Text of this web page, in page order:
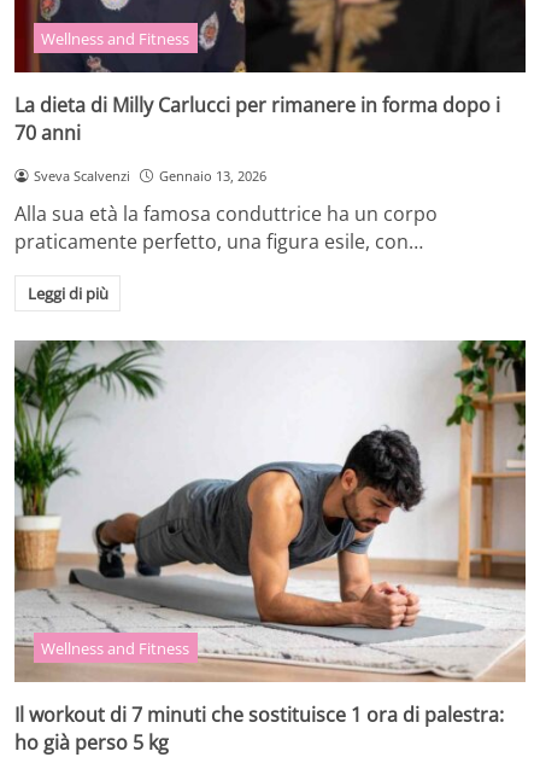
Wellness and Fitness
La dieta di Milly Carlucci per rimanere in forma dopo i
70 anni
Sveva Scalvenzi Gennaio 13, 2026
Alla sua età la famosa conduttrice ha un corpo
praticamente perfetto, una figura esile, con…
Leggi di più
Wellness and Fitness
Il workout di 7 minuti che sostituisce 1 ora di palestra:
ho già perso 5 kg